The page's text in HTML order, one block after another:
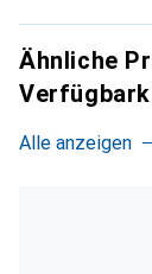
Ähnliche
Alle anzeigen